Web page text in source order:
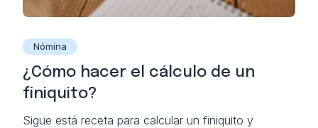
Nómina
¿Cómo hacer el cálculo de un
finiquito?
Sigue está receta para calcular un finiquito y